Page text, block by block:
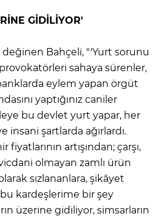
GİDİLİYOR'
değinen Bahçeli, "'Yurt sorunu
sahaya sürenler,
eylem yapan örgüt
yaptığınız caniler
bu devlet yurt yapar, her
insani şartlarda ağırlardı.
artışından; çarşı,
olmayan zamlı ürün
sızlananlara, şikâyet
kardeşlerime bir şey
üzerine gidiliyor, simsarların